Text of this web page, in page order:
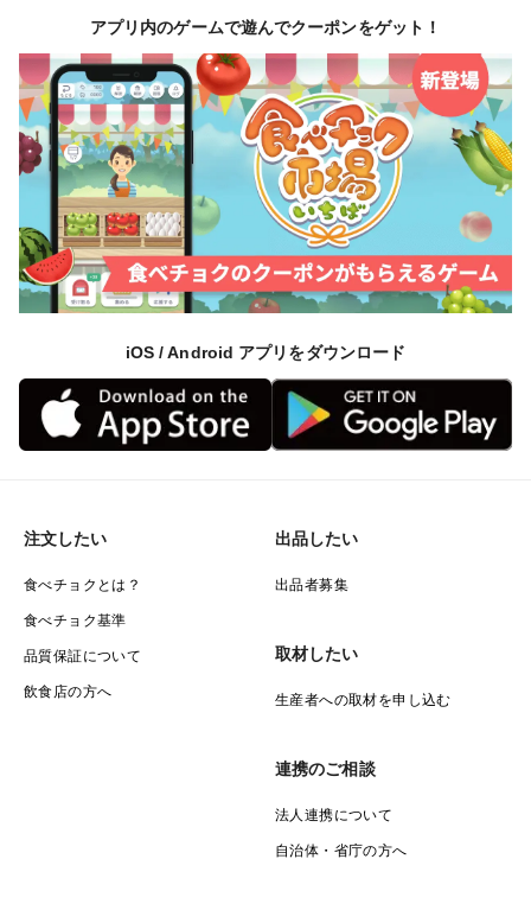
アプリ内のゲームで遊んでクーポンをゲット！
iOS / Android アプリをダウンロード
注文したい
食べチョクとは？
食べチョク基準
品質保証について
飲食店の方へ
出品したい
出品者募集
取材したい
生産者への取材を申し込む
連携のご相談
法人連携について
自治体・省庁の方へ